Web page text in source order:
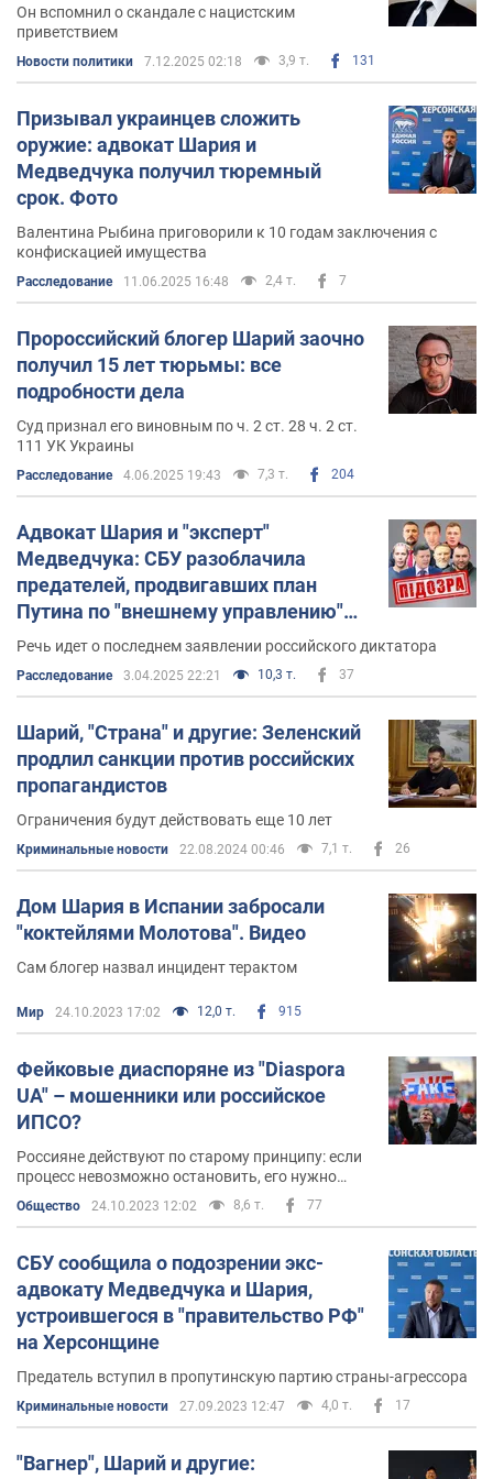
Обвинении в государственной измене
объявила Шарию подозрениев совершении
преступления.
Его обвиняют в совершении противоправной
деятельности в ущерб национальной безопасности
Украины в информационной сфере. Также в СБУ
заявляют об основании говорить о том, что Шарий
действовал по заказу иностранных структур.
Отмечается, что подозрение Шарию объявлено по
двум статьям Уголовного кодекса Украины:
ч. 1 ст. 111 (Государственная измена)
ч. 1 ст. 161 (Нарушение равноправия граждан в
зависимости от их расовой, национальной
принадлежности, религиозных убеждений,
инвалидности и по другим признакам).
Во втором случае речь идет о разжигании
национальной, расовой или религиозной вражды и
ненависти, унижении национальной чести и
достоинства и тому подобном.
Он вспомнил о скандале с нацистским
приветствием
Новости политики 7.12.2025 02:18 3,9 т. 131
Призывал украинцев сложить
оружие: адвокат Шария и
Медведчука получил тюремный
срок. Фото
Валентина Рыбина приговорили к 10 годам заключения с
конфискацией имущества
Расследование 11.06.2025 16:48 2,4 т. 7
Пророссийский блогер Шарий заочно
получил 15 лет тюрьмы: все
подробности дела
Суд признал его виновным по ч. 2 ст. 28 ч. 2 ст.
111 УК Украины
Расследование 4.06.2025 19:43 7,3 т. 204
Адвокат Шария и "эксперт"
Медведчука: СБУ разоблачила
предателей, продвигавших план
Путина по "внешнему управлению"
Украиной. Фото
Речь идет о последнем заявлении российского диктатора
Расследование 3.04.2025 22:21 10,3 т. 37
Шарий, "Страна" и другие: Зеленский
продлил санкции против российских
пропагандистов
Ограничения будут действовать еще 10 лет
Криминальные новости 22.08.2024 00:46 7,1 т. 26
Дом Шария в Испании забросали
"коктейлями Молотова". Видео
Сам блогер назвал инцидент терактом
Мир 24.10.2023 17:02 12,0 т. 915
Фейковые диаспоряне из "Diaspora
UA" – мошенники или российское
ИПСО?
Россияне действуют по старому принципу: если
процесс невозможно остановить, его нужно
Общество 24.10.2023 12:02 8,6 т. 77
СБУ сообщила о подозрении экс-
адвокату Медведчука и Шария,
устроившегося в "правительство РФ"
на Херсонщине
Предатель вступил в пропутинскую партию страны-агрессора
Криминальные новости 27.09.2023 12:47 4,0 т. 17
"Вагнер", Шарий и другие: